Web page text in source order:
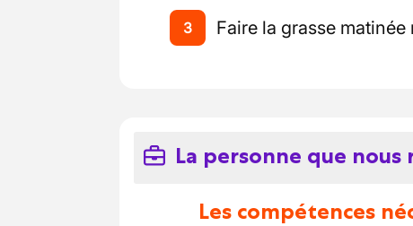
3 Faire la grasse
La personne que nous
Les compétences